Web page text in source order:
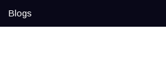
Blogs